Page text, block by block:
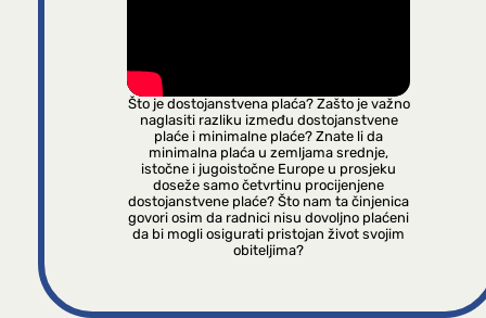
Što je dostojanstvena plaća? Zašto je važno
naglasiti razliku između dostojanstvene
plaće i minimalne plaće? Znate li da
minimalna plaća u zemljama srednje,
istočne i jugoistočne Europe u prosjeku
doseže samo četvrtinu procijenjene
dostojanstvene plaće? Što nam ta činjenica
govori osim da radnici nisu dovoljno plaćeni
da bi mogli osigurati pristojan život svojim
obiteljima?